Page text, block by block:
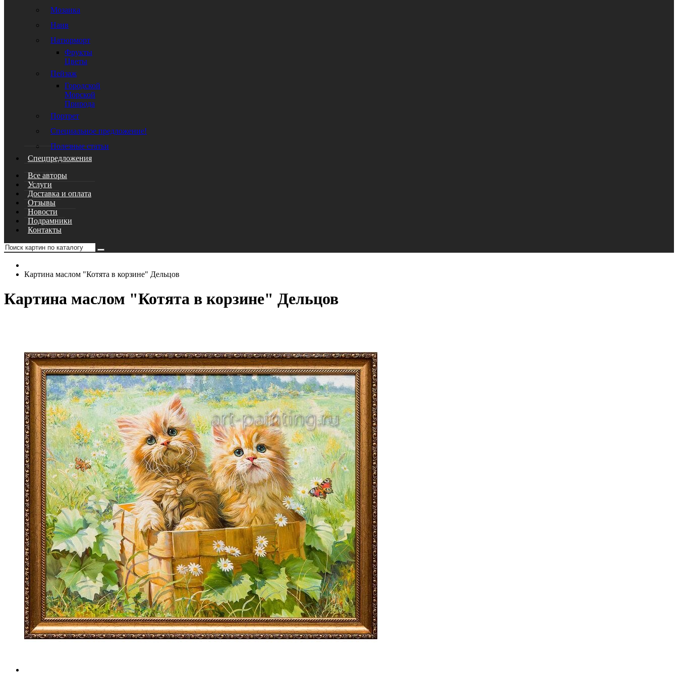
Мозаика
Наив
Натюрморт
Фрукты
Цветы
Пейзаж
Городской
Морской
Природа
Портрет
Специальное предложение!
Полезные статьи
Спецпредложения
Все авторы
Услуги
Доставка и оплата
Отзывы
Новости
Подрамники
Контакты
Картина маслом "Котята в корзине" Дельцов
Картина маслом "Котята в корзине" Дельцов